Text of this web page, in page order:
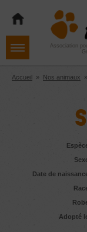
navigation
contenu
Aller
pied
de
Association
Accueil » Nos animaux »
Date de
Adopté